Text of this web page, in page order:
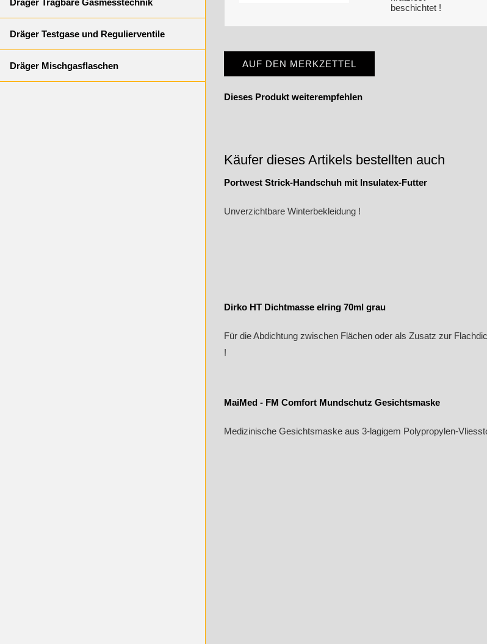
Dräger Tragbare Gasmesstechnik
Dräger Testgase und Regulierventile
Dräger Mischgasflaschen
beschichtet !
AUF DEN MERKZETTEL
Dieses Produkt weiterempfehlen
Käufer dieses Artikels bestellten auch
Portwest Strick-Handschuh mit Insulatex-Futter
Unverzichtbare Winterbekleidung !
Dirko HT Dichtmasse elring 70ml grau
Für die Abdichtung zwischen Flächen oder als Zusatz zur
!
MaiMed - FM Comfort Mundschutz Gesichtsmaske
Medizinische Gesichtsmaske aus 3-lagigem Polypropylen-